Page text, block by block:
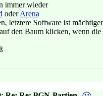
immer wieder
oderArena
letztere Software ist
den Baum klicken, wenn